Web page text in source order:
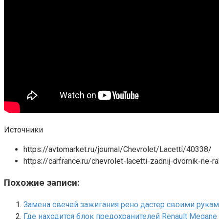
Источники
https://avtomarket.ru/journal/Chevrolet/Lacetti/40338/
https://carfrance.ru/chevrolet-lacetti-zadnij-dvornik-ne-
Похожие записи:
Замена свечей зажигания рено дастер своими
Где находится блок предохранителей Renault Megane